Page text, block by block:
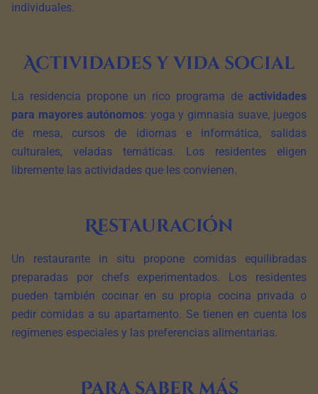
individuales.
Actividades y vida social
La residencia propone un rico programa de actividades
para mayores autónomos: yoga y gimnasia suave, juegos
de mesa, cursos de idiomas e informática, salidas
culturales, veladas temáticas. Los residentes eligen
libremente las actividades que les convienen.
Restauración
Un restaurante in situ propone comidas equilibradas
preparadas por chefs experimentados. Los residentes
pueden también cocinar en su propia cocina privada o
pedir comidas a su apartamento. Se tienen en cuenta los
regímenes especiales y las preferencias alimentarias.
Para saber más